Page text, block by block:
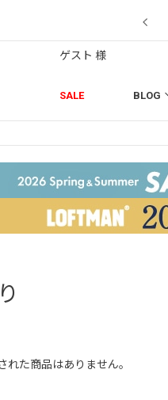
SALE BLOG
ゲスト 様
れた商品はありません。